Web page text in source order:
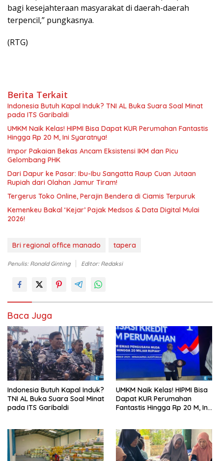
bagi kesejahteraan masyarakat di daerah-daerah
terpencil,” pungkasnya.
(RTG)
Berita Terkait
Indonesia Butuh Kapal Induk? TNI AL Buka Suara Soal Minat
pada ITS Garibaldi
UMKM Naik Kelas! HIPMI Bisa Dapat KUR Perumahan Fantastis
Hingga Rp 20 M, Ini Syaratnya!
Impor Pakaian Bekas Ancam Eksistensi IKM dan Picu
Gelombang PHK
Dari Dapur ke Pasar: Ibu-Ibu Sangatta Raup Cuan Jutaan
Rupiah dari Olahan Jamur Tiram!
Tergerus Toko Online, Perajin Bendera di Ciamis Terpuruk
Kemenkeu Bakal ‘Kejar’ Pajak Medsos & Data Digital Mulai
2026!
Bri regional office manado tapera
Penulis: Ronald Ginting Editor: Redaksi
Baca Juga
Indonesia Butuh Kapal Induk?
TNI AL Buka Suara Soal Minat
pada ITS Garibaldi
UMKM Naik Kelas! HIPMI Bisa
Dapat KUR Perumahan
Fantastis Hingga Rp 20 M, Ini